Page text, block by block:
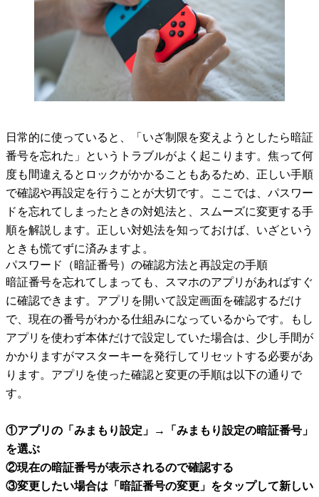
日常的に使っていると、「いざ制限を変えようとしたら暗証
番号を忘れた」というトラブルがよく起こります。焦って何
度も間違えるとロックがかかることもあるため、正しい手順
で確認や再設定を行うことが大切です。ここでは、パスワー
ドを忘れてしまったときの対処法と、スムーズに変更する手
順を解説します。正しい対処法を知っておけば、いざという
ときも慌てずに済みますよ。
パスワード（暗証番号）の確認方法と再設定の手順
暗証番号を忘れてしまっても、スマホのアプリがあればすぐ
に確認できます。アプリを開いて設定画面を確認するだけ
で、現在の番号がわかる仕組みになっているからです。もし
アプリを使わず本体だけで設定していた場合は、少し手間が
かかりますがマスターキーを発行してリセットする必要があ
ります。アプリを使った確認と変更の手順は以下の通りで
す。
①アプリの「みまもり設定」→「みまもり設定の暗証番号」
を選ぶ
②現在の暗証番号が表示されるので確認する
③変更したい場合は「暗証番号の変更」をタップして新しい